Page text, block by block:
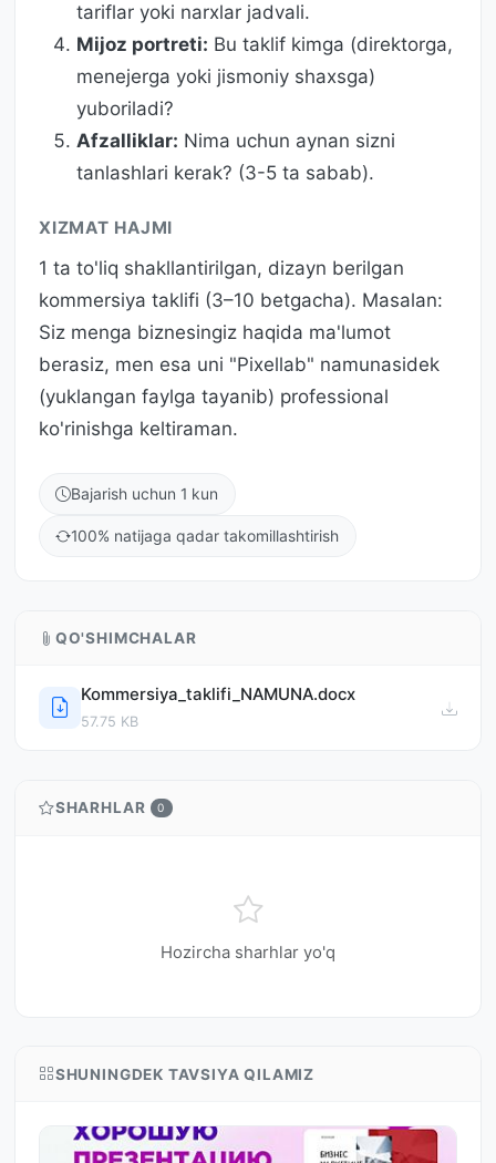
tariflar yoki narxlar jadvali.
Mijoz portreti: Bu taklif kimga (direktorga,
menejerga yoki jismoniy shaxsga)
yuboriladi?
Afzalliklar: Nima uchun aynan sizni
tanlashlari kerak? (3-5 ta sabab).
XIZMAT HAJMI
1 ta to'liq shakllantirilgan, dizayn berilgan
kommersiya taklifi (3–10 betgacha). Masalan:
Siz menga biznesingiz haqida ma'lumot
berasiz, men esa uni "Pixellab" namunasidek
(yuklangan faylga tayanib) professional
ko'rinishga keltiraman.
Bajarish uchun 1 kun
100% natijaga qadar takomillashtirish
QO'SHIMCHALAR
Kommersiya_taklifi_NAMUNA.docx
57.75 KB
SHARHLAR 0
Hozircha sharhlar yo'q
SHUNINGDEK TAVSIYA QILAMIZ